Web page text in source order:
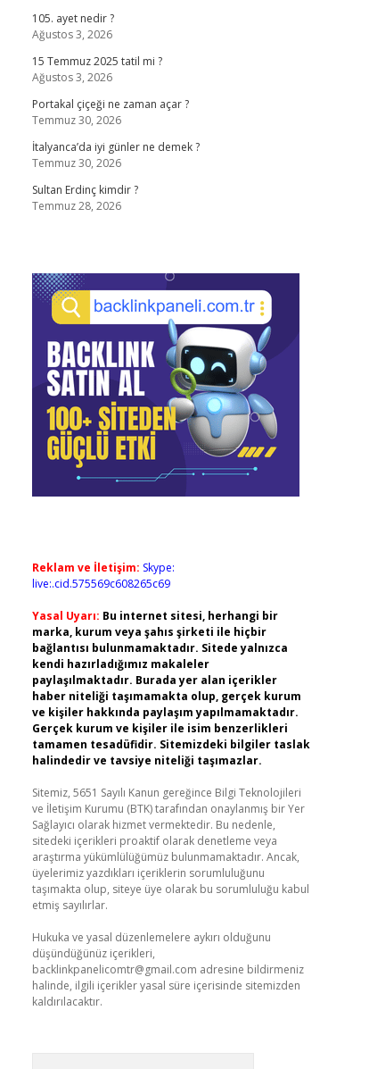
105. ayet nedir ?
Ağustos 3, 2026
15 Temmuz 2025 tatil mi ?
Ağustos 3, 2026
Portakal çiçeği ne zaman açar ?
Temmuz 30, 2026
İtalyanca’da iyi günler ne demek ?
Temmuz 30, 2026
Sultan Erdinç kimdir ?
Temmuz 28, 2026
Reklam ve İletişim: Skype:
live:.cid.575569c608265c69
Yasal Uyarı: Bu internet sitesi, herhangi bir
marka, kurum veya şahıs şirketi ile hiçbir
bağlantısı bulunmamaktadır. Sitede yalnızca
kendi hazırladığımız makaleler
paylaşılmaktadır. Burada yer alan içerikler
haber niteliği taşımamakta olup, gerçek kurum
ve kişiler hakkında paylaşım yapılmamaktadır.
Gerçek kurum ve kişiler ile isim benzerlikleri
tamamen tesadüfidir. Sitemizdeki bilgiler taslak
halindedir ve tavsiye niteliği taşımazlar.
Sitemiz, 5651 Sayılı Kanun gereğince Bilgi Teknolojileri
ve İletişim Kurumu (BTK) tarafından onaylanmış bir Yer
Sağlayıcı olarak hizmet vermektedir. Bu nedenle,
sitedeki içerikleri proaktif olarak denetleme veya
araştırma yükümlülüğümüz bulunmamaktadır. Ancak,
üyelerimiz yazdıkları içeriklerin sorumluluğunu
taşımakta olup, siteye üye olarak bu sorumluluğu kabul
etmiş sayılırlar.
Hukuka ve yasal düzenlemelere aykırı olduğunu
düşündüğünüz içerikleri,
backlinkpanelicomtr@gmail.com adresine bildirmeniz
halinde, ilgili içerikler yasal süre içerisinde sitemizden
kaldırılacaktır.